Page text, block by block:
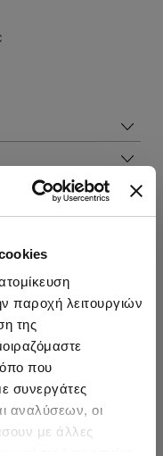
παροχή λειτουργιών
της
που
συνεργάτες
αναλύσεων, οι
με άλλες
HOT OFFER